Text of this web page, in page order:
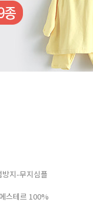
지-무지심플
스테르 100%